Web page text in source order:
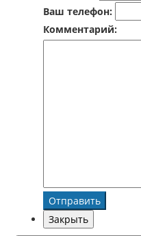
Ваш телефон:
Комментарий:
Отправить
Закрыть